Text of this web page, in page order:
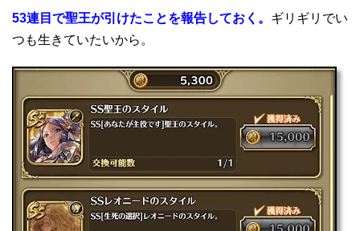
53連目で聖王が引けたことを報告しておく。 ギリギリでい
つも生きていたいから。